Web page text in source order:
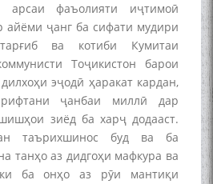
арсаи фаъолияти иҷтимоӣ
айёми ҷанг ба сифати мудири
ва котиби Кумитаи
Тоҷикистон барои
эҷодӣ ҳаракат кардан,
ҷанбаи миллӣ дар
зиёд ба харҷ додааст.
таърихшинос буд ва ба
танҳо аз дидгоҳи мафкура ва
ба онҳо аз рӯи мантиқи